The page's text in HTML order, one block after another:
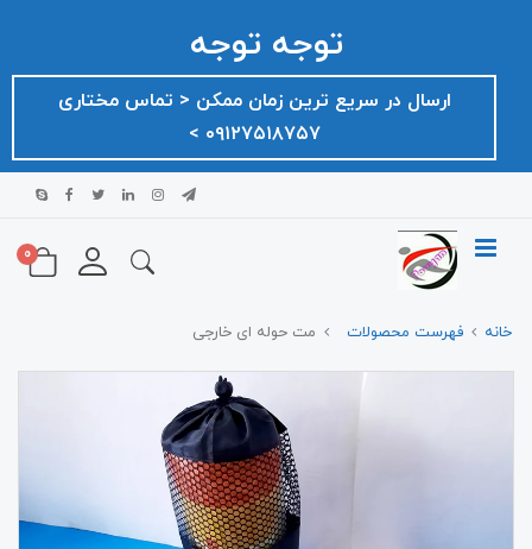
توجه توجه
ارسال در سریع ترین زمان ممکن ‌< تماس مختاری
۰۹۱۲۷۵۱۸۷۵۷ >
0
خانه فهرست محصولات مت حوله ای خارجی